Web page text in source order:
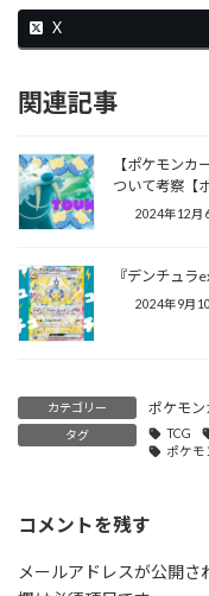
X
関連記事
【ポケモン
ついて考察【
2024年12月
『デンチュラ
2024年9月
カテゴリー ポケモン
タグ TCG
ポケモ
コメントを残す
メールアドレスが公開さ